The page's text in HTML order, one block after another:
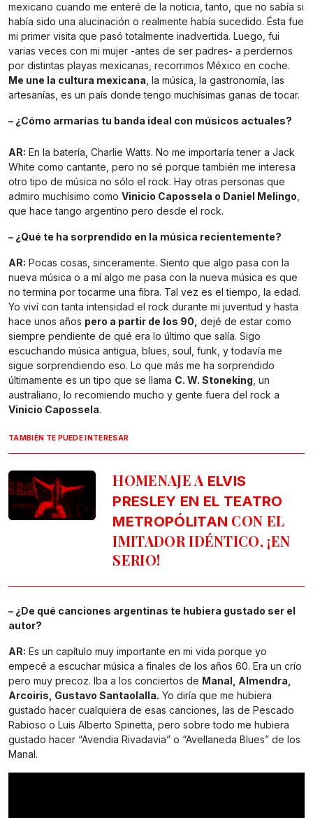
mexicano cuando me enteré de la noticia, tanto, que no sabía si
había sido una alucinación o realmente había sucedido. Ésta fue
mi primer visita que pasó totalmente inadvertida. Luego, fui
varias veces con mi mujer -antes de ser padres- a perdernos
por distintas playas mexicanas, recorrimos México en coche.
Me une la cultura mexicana, la música, la gastronomía, las
artesanías, es un país donde tengo muchísimas ganas de tocar.
– ¿Cómo armarías tu banda ideal con músicos actuales?
AR: En la batería, Charlie Watts. No me importaría tener a Jack
White como cantante, pero no sé porque también me interesa
otro tipo de música no sólo el rock. Hay otras personas que
admiro muchísimo como Vinicio Capossela o Daniel Melingo,
que hace tango argentino pero desde el rock.
– ¿Qué te ha sorprendido en la música recientemente?
AR: Pocas cosas, sinceramente. Siento que algo pasa con la
nueva música o a mí algo me pasa con la nueva música es que
no termina por tocarme una fibra. Tal vez es el tiempo, la edad.
Yo viví con tanta intensidad el rock durante mi juventud y hasta
hace unos años pero a partir de los 90, dejé de estar como
siempre pendiente de qué era lo último que salía. Sigo
escuchando música antigua, blues, soul, funk, y todavía me
sigue sorprendiendo eso. Lo que más me ha sorprendido
últimamente es un tipo que se llama C. W. Stoneking, un
australiano, lo recomiendo mucho y gente fuera del rock a
Vinicio Capossela.
TAMBIÉN TE PUEDE INTERESAR
HOMENAJE AELVIS
PRESLEY EN EL TEATRO
METROPÓLITAN CON EL
IMITADOR IDÉNTICO, ¡EN
SERIO!
– ¿De qué canciones argentinas te hubiera gustado ser el
autor?
AR: Es un capítulo muy importante en mi vida porque yo
empecé a escuchar música a finales de los años 60. Era un crío
pero muy precoz. Iba a los conciertos de Manal, Almendra,
Arcoiris, Gustavo Santaolalla. Yo diría que me hubiera
gustado hacer cualquiera de esas canciones, las de Pescado
Rabioso o Luis Alberto Spinetta, pero sobre todo me hubiera
gustado hacer “Avendia Rivadavia” o “Avellaneda Blues” de los
Manal.